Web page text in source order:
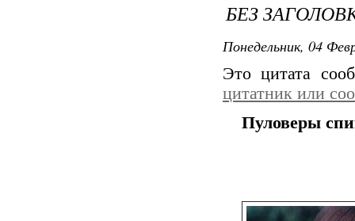
БЕЗ
Понедельник, 04
Это цитата
цитатник или
Пуловеры